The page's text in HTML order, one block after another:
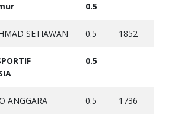
0.5
SETIAWAN 0.5 1852
0.5
ANGGARA 0.5 1736